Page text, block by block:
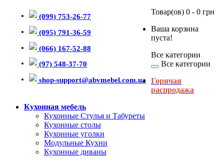
(099) 753-26-77
(095) 791-36-59
(066) 167-52-88
(97) 548-37-70
shop-support@abvmebel.com.ua
Товар(ов) 0 - 0 грн
Ваша корзина
пуста!
Все категории
Все категории
Горячая
распродажа
Кухонная мебель
Кухонные Стулья и Табуреты
Кухонные столы
Кухонные уголки
Модульные Кухни
Кухонные диваны